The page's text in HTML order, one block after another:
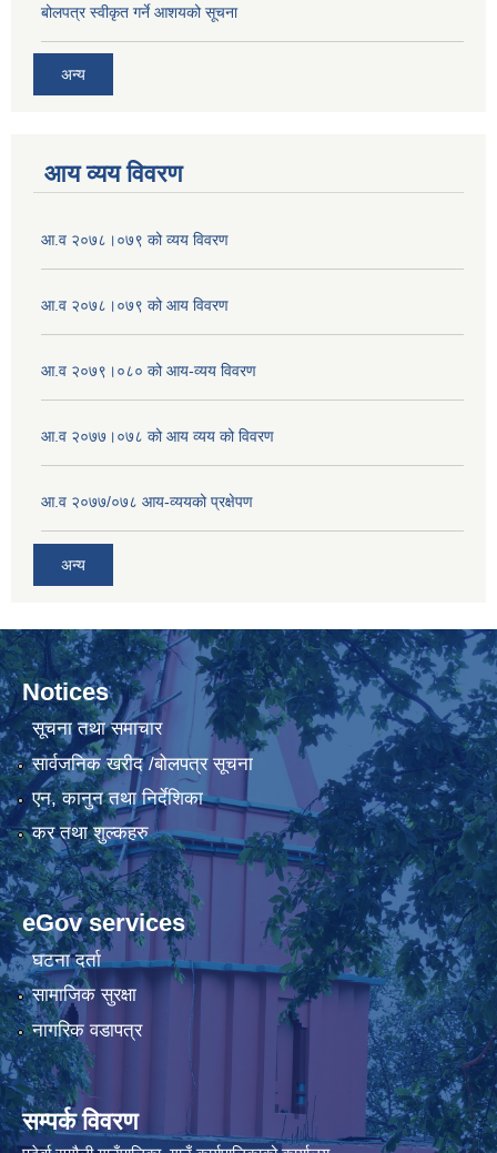
बोलपत्र स्वीकृत गर्ने आशयको सूचना
अन्य
आय व्यय विवरण
आ.व २०७८।०७९ को व्यय विवरण
आ.व २०७८।०७९ को आय विवरण
आ.व २०७९।०८० को आय-व्यय विवरण
आ.व २०७७।०७८ को आय व्यय को विवरण
आ.व २०७७/०७८ आय-व्ययको प्रक्षेपण
अन्य
Notices
सूचना तथा समाचार
सार्वजनिक खरीद /बोलपत्र सूचना
एन, कानुन तथा निर्देशिका
कर तथा शुल्कहरु
eGov services
घटना दर्ता
सामाजिक सुरक्षा
नागरिक वडापत्र
सम्पर्क विवरण